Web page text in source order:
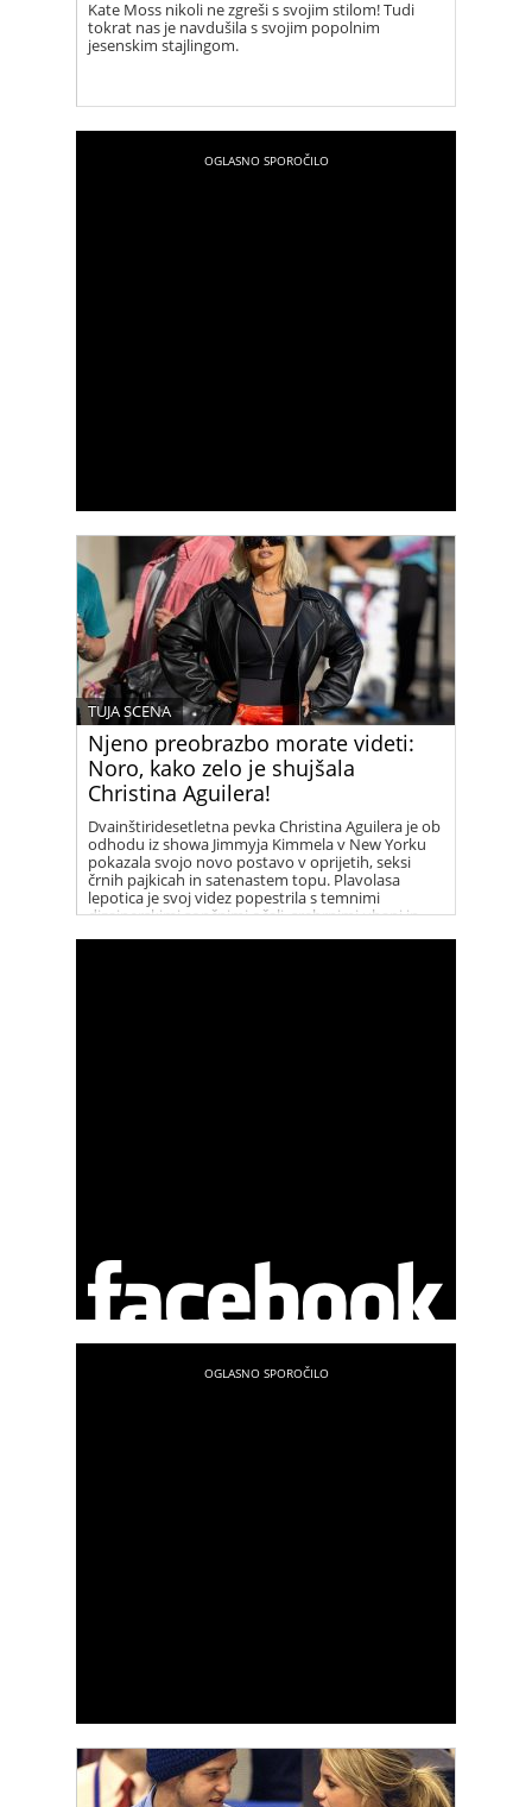
Kate Moss nikoli ne zgreši s svojim stilom! Tudi
tokrat nas je navdušila s svojim popolnim
jesenskim stajlingom.
Njeno preobrazbo morate videti:
Noro, kako zelo je shujšala
Christina Aguilera!
TUJA SCENA
Dvainštiridesetletna pevka Christina Aguilera je ob
odhodu iz showa Jimmyja Kimmela v New Yorku
pokazala svojo novo postavo v oprijetih, seksi
črnih pajkicah in satenastem topu. Plavolasa
lepotica je svoj videz popestrila s temnimi
dizajnerskimi sončnimi očali, srebrnimi uhani in